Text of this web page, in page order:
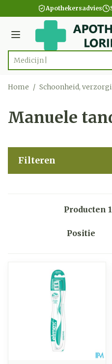
Ga naar de inhoudApothekersadvies
Menu
Product, merk, categorie...
Home / Schoonheid,
Manuele
Filteren
Producten 1
Sorteer op: